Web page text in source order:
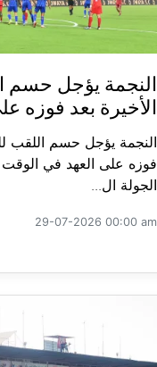
النجمة يؤجل حسم
الأخيرة بعد فوزه
النجمة يؤجل حسم اللقب
الجولة ال...
29-07-2026 00:00 am